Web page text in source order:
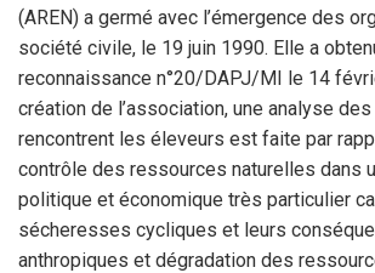
(AREN) a germé avec l’émergence des
société civile, le 19 juin 1990. Elle a
reconnaissance n°20/DAPJ/MI le 14
création de l’association, une analyse
rencontrent les éleveurs est faite par
contrôle des ressources naturelles dans
politique et économique très particulier
sécheresses cycliques et leurs
anthropiques et dégradation des